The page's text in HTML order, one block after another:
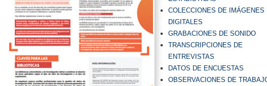
COLECCIONES DE IMÁGENES
DIGITALES
GRABACIONES DE SONIDO
TRANSCRIPCIONES DE
ENTREVISTAS
DATOS DE ENCUESTAS
OBSERVACIONES DE